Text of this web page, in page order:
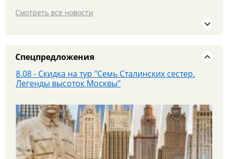
19 июля едем в МОСКВУ на площадку PANORAMA
25 июля - Приглашаем на экскурсионный тур в
Парк «Патриот»!
Смотреть все новости
Спецпредложения
8.08 - Скидка на тур "Семь Сталинских сестер.
Легенды высоток Москвы"